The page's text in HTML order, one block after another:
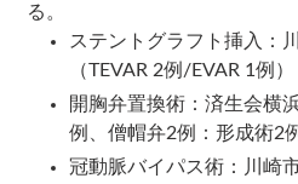
る。
ステントグラフト挿入：
（TEVAR 2例/EVAR 1例）
開胸弁置換術：済生会横
例、僧帽弁2例：形成術2
冠動脈バイパス術：川崎